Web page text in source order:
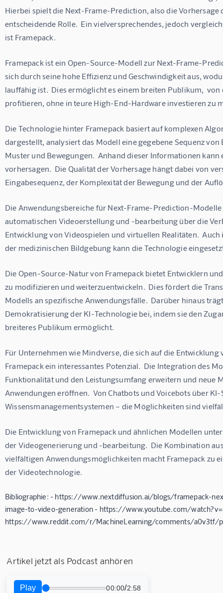
Hierbei spielt die Next-Frame-Prediction, also die
entscheidende Rolle.  Ein vielversprechendes, jedoch
ist Framepack.
Framepack ist ein Open-Source-Modell zur Next-Frame-
sich durch seine hohe Effizienz und Geschwindigkeit aus,
lauffähig ist.  Dies ermöglicht es einem breiten Publikum,
profitieren, ohne in teure High-End-Hardware investieren zu
Die Technologie hinter Framepack basiert auf komplexen
dargestellt, analysiert das Modell eine gegebene Sequenz
Muster und Bewegungen.  Anhand dieser Informationen kann
vorhersagen.  Die Qualität der Vorhersage hängt dabei von
Eingabesequenz, der Komplexität der Bewegung und der
Die Anwendungsbereiche für Next-Frame-Prediction-
automatischen Videoerstellung und -bearbeitung über die
Entwicklung von Videospielen und virtuellen Realitäten.
der medizinischen Bildgebung kann die Technologie
Die Open-Source-Natur von Framepack bietet Entwicklern
zu modifizieren und weiterzuentwickeln.  Dies fördert die
Modells an spezifische Anwendungsfälle.  Darüber hinaus
Demokratisierung der KI-Technologie bei, indem sie den
breiteres Publikum ermöglicht.
Für Unternehmen wie Mindverse, die sich auf die
Framepack ein interessantes Potenzial.  Die Integration des
Funktionalität und den Leistungsumfang erweitern und
Anwendungen eröffnen.  Von Chatbots und Voicebots über
Wissensmanagementsystemen – die Möglichkeiten sind
Die Entwicklung von Framepack und ähnlichen Modellen
der Videogenerierung und -bearbeitung.  Die Kombination
vielfältigen Anwendungsmöglichkeiten macht Framepack zu
der Videotechnologie.
Bibliographie: - https://www.nextdiffusion.ai/blogs/framepack-
image-to-video-generation - https://www.youtube.com/
https://www.reddit.com/r/MachineLearning/comments/a0v3tf/
Artikel jetzt als Podcast anhören
Play 00:00/2:58